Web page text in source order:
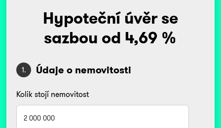
Hypoteční úvěr se
sazbou od 4,69 %
1. Údaje o nemovitosti
Kolik stojí nemovitost